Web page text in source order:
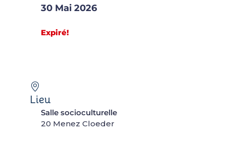
30 Mai 2026
Expiré!
Lieu
Salle socioculturelle
20 Menez Cloeder